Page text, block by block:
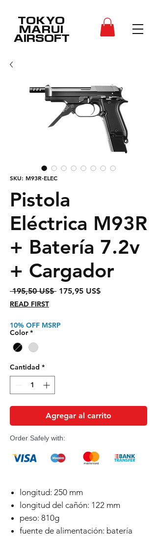
TOKYO
MARUI
AIRSOFT
SKU: M93R-ELEC
Pistola
Eléctrica M93R
+ Batería 7.2v
+ Cargador
195,50 US$ Precio
175,95 US$Precio
READ FIRST
10% OFF MSRP
Color *
Cantidad *
Agregar al carrito
Order Safely with:
longitud: 250 mm
longitud del cañón: 122 mm
peso: 810g
fuente de alimentación: batería